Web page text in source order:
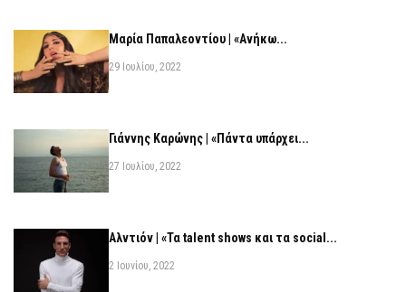
Μαρία Παπαλεοντίου | «Ανήκω...
29 Ιουλίου, 2022
Γιάννης Καρώνης | «Πάντα υπάρχει...
27 Ιουλίου, 2022
Αλντιόν | «Τα talent shows και τα social...
2 Ιουνίου, 2022